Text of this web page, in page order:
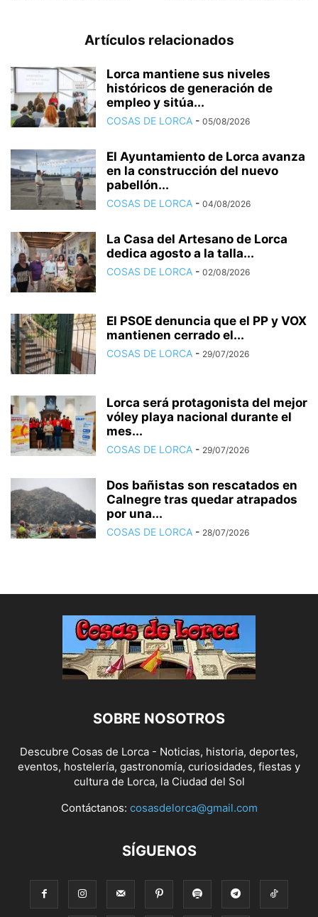
Artículos relacionados
Lorca mantiene sus niveles
históricos de generación de
empleo y sitúa...
COSAS DE LORCA - 05/08/2026
El Ayuntamiento de Lorca avanza
en la construcción del nuevo
pabellón...
COSAS DE LORCA - 04/08/2026
La Casa del Artesano de Lorca
dedica agosto a la talla...
COSAS DE LORCA - 02/08/2026
El PSOE denuncia que el PP y VOX
mantienen cerrado el...
COSAS DE LORCA - 29/07/2026
Lorca será protagonista del mejor
vóley playa nacional durante el
mes...
COSAS DE LORCA - 29/07/2026
Dos bañistas son rescatados en
Calnegre tras quedar atrapados
por una...
COSAS DE LORCA - 28/07/2026
SOBRE NOSOTROS
Descubre Cosas de Lorca - Noticias, historia, deportes,
eventos, hostelería, gastronomía, curiosidades, fiestas y
cultura de Lorca, la Ciudad del Sol
Contáctanos: cosasdelorca@gmail.com
SÍGUENOS